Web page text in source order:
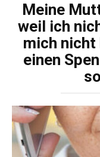
Meine
weil ich
mich nicht
einen